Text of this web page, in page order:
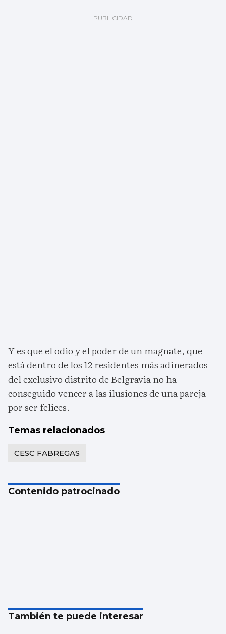
Y es que el odio y el poder de un magnate, que
está dentro de los 12 residentes más adinerados
del exclusivo distrito de Belgravia no ha
conseguido vencer a las ilusiones de una pareja
por ser felices.
Temas relacionados
CESC FABREGAS
Contenido patrocinado
También te puede interesar